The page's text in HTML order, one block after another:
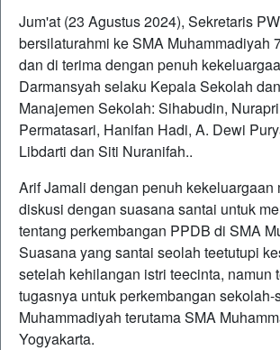
Jum'at (23 Agustus 2024), Sekretaris
bersilaturahmi ke SMA Muhammadiyah
dan di terima dengan penuh
Darmansyah selaku Kepala Sekolah
Manajemen Sekolah: Sihabudin,
Permatasari, Hanifan Hadi, A. Dewi
Libdarti dan Siti Nuranifah..
Arif Jamali dengan penuh kekeluargaan
diskusi dengan suasana santai untuk
tentang perkembangan PPDB di SMA
Suasana yang santai seolah teetutupi
setelah kehilangan istri teecinta, namun
tugasnya untuk perkembangan sekolah-
Muhammadiyah terutama SMA
Yogyakarta.